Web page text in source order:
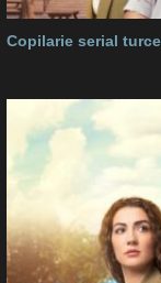
Copilarie serial